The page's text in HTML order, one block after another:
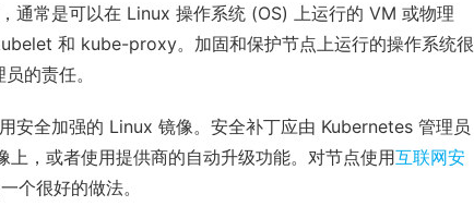
通常是可以在 Linux 操作系统 (OS) 上运行的 VM 或物理
和 kube-proxy。加固和保护节点上运行的操作系统很
的责任。
安全加强的 Linux 镜像。安全补丁应由 Kubernetes 管理员
，或者使用提供商的自动升级功能。对节点使用互联网安
个很好的做法。